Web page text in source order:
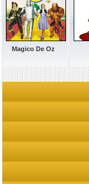
Magico De Oz